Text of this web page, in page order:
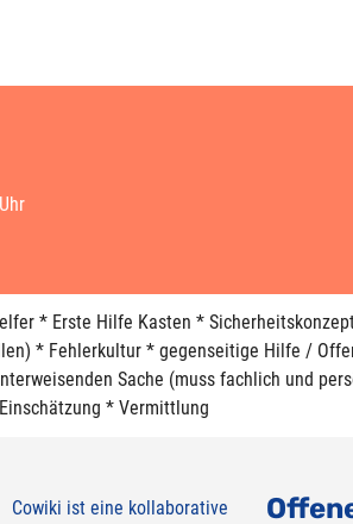
* Erste Hilfe Kasten *
* Fehlerkultur * gegenseitige Hilfe /
Sache (muss fachlich und
* Vermittlung
Cowiki ist eine kollaborative